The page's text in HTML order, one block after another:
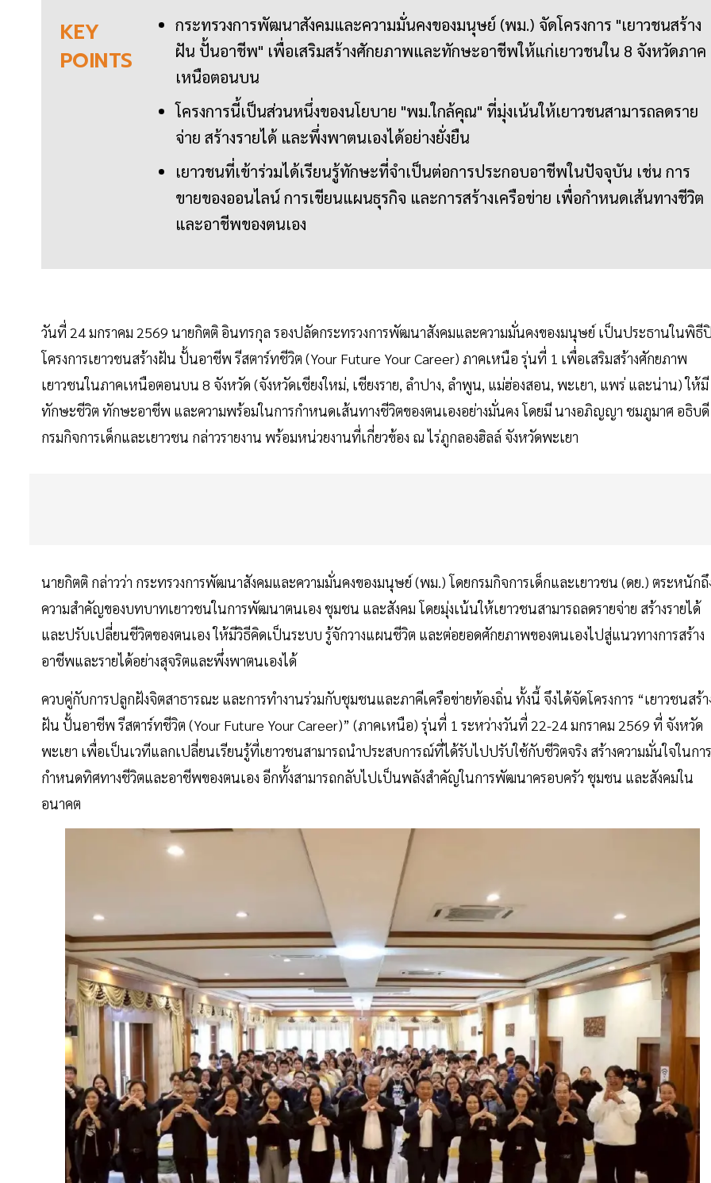
KEY
POINTS
กระทรวงการพัฒนาสังคมและความมั่นคงของมนุษย์ (พม.) จัดโครงการ "เยาวชนสร้าง
ฝัน ปั้นอาชีพ" เพื่อเสริมสร้างศักยภาพและทักษะอาชีพให้แก่เยาวชนใน 8 จังหวัดภาค
เหนือตอนบน
โครงการนี้เป็นส่วนหนึ่งของนโยบาย "พม.ใกล้คุณ" ที่มุ่งเน้นให้เยาวชนสามารถลดราย
จ่าย สร้างรายได้ และพึ่งพาตนเองได้อย่างยั่งยืน
เยาวชนที่เข้าร่วมได้เรียนรู้ทักษะที่จำเป็นต่อการประกอบอาชีพในปัจจุบัน เช่น การ
ขายของออนไลน์ การเขียนแผนธุรกิจ และการสร้างเครือข่าย เพื่อกำหนดเส้นทางชีวิต
และอาชีพของตนเอง
วันที่ 24 มกราคม 2569 นายกิตติ อินทรกุล รองปลัดกระทรวงการพัฒนาสังคมและความมั่นคงของมนุษย์ เป็นประธานในพิธี
โครงการเยาวชนสร้างฝัน ปั้นอาชีพ รีสตาร์ทชีวิต (Your Future Your Career) ภาคเหนือ รุ่นที่ 1 เพื่อเสริมสร้างศักยภาพ
เยาวชนในภาคเหนือตอนบน 8 จังหวัด (จังหวัดเชียงใหม่, เชียงราย, ลำปาง, ลำพูน, แม่ฮ่องสอน, พะเยา, แพร่ และน่าน) ให้มี
ทักษะชีวิต ทักษะอาชีพ และความพร้อมในการกำหนดเส้นทางชีวิตของตนเองอย่างมั่นคง โดยมี นางอภิญญา ชมภูมาศ อธิบดี
กรมกิจการเด็กและเยาวชน กล่าวรายงาน พร้อมหน่วยงานที่เกี่ยวข้อง ณ ไร่ภูกลองฮิลล์ จังหวัดพะเยา
นายกิตติ กล่าวว่า กระทรวงการพัฒนาสังคมและความมั่นคงของมนุษย์ (พม.) โดยกรมกิจการเด็กและเยาวชน (ดย.) ตระหนักถึ
ความสำคัญของบทบาทเยาวชนในการพัฒนาตนเอง ชุมชน และสังคม โดยมุ่งเน้นให้เยาวชนสามารถลดรายจ่าย สร้างรายได้
และปรับเปลี่ยนชีวิตของตนเอง ให้มีวิธีคิดเป็นระบบ รู้จักวางแผนชีวิต และต่อยอดศักยภาพของตนเองไปสู่แนวทางการสร้าง
อาชีพและรายได้อย่างสุจริตและพึ่งพาตนเองได้
ควบคู่กับการปลูกฝังจิตสาธารณะ และการทำงานร่วมกับชุมชนและภาคีเครือข่ายท้องถิ่น ทั้งนี้ จึงได้จัดโครงการ “เยาวชนสร้า
ฝัน ปั้นอาชีพ รีสตาร์ทชีวิต (Your Future Your Career)” (ภาคเหนือ) รุ่นที่ 1 ระหว่างวันที่ 22-24 มกราคม 2569 ที่ จังหวัด
พะเยา เพื่อเป็นเวทีแลกเปลี่ยนเรียนรู้ที่เยาวชนสามารถนำประสบการณ์ที่ได้รับไปปรับใช้กับชีวิตจริง สร้างความมั่นใจในการ
กำหนดทิศทางชีวิตและอาชีพของตนเอง อีกทั้งสามารถกลับไปเป็นพลังสำคัญในการพัฒนาครอบครัว ชุมชน และสังคมใน
อนาคต